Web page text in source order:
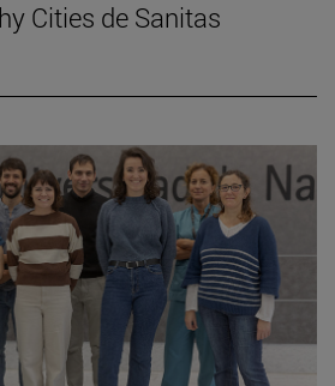
Cities de Sanitas